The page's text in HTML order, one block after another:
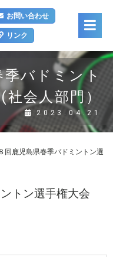
お問い合わせ
リンク
バドミント
会人部門）
2023.04.21
回鹿児島県春季バドミントン選
トン選手権大会